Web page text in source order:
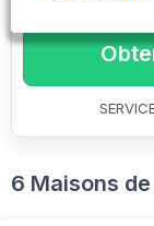
6 Maisons